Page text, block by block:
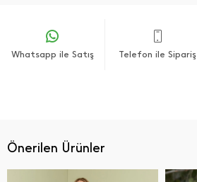
Whatsapp ile Satış Telefon ile Sipariş
Önerilen Ürünler